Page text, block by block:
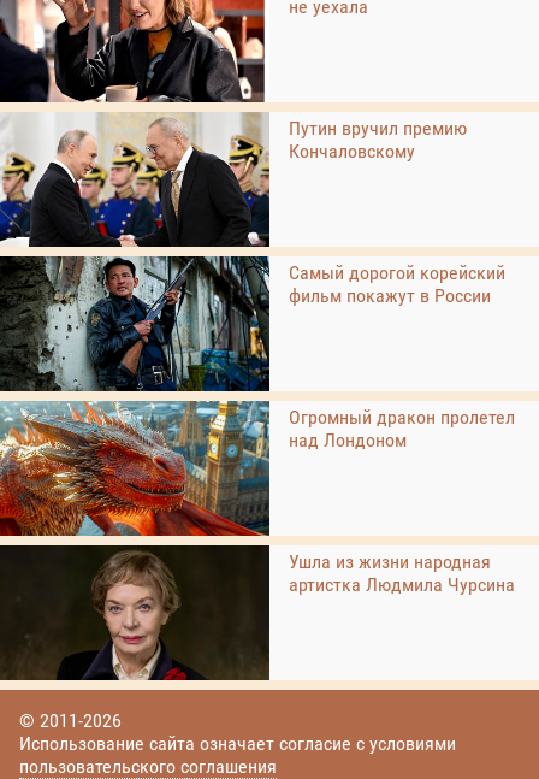
не уехала
Путин вручил премию
Кончаловскому
Самый дорогой корейский
фильм покажут в России
Огромный дракон пролетел
над Лондоном
Ушла из жизни народная
артистка Людмила Чурсина
© 2011-2026
Использование сайта означает согласие с условиями
пользовательского соглашения